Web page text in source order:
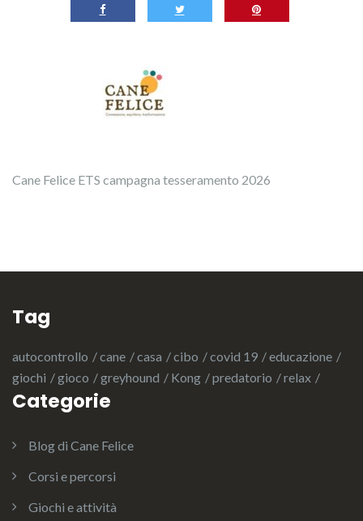
Cane Felice ETS campagna tesseramento 2026
Tag
autocontrollo cane casa cibo covid 19
educazione
giochi
gioco greyhound Kong predatorio relax
Categorie
Blog di Cane Felice
Corsi e percorsi
Giochi e attività